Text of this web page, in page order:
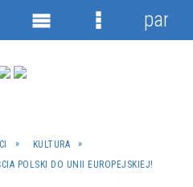
KULTURA
POLSKI DO UNII EUROPEJSKIEJ!
Menu
Menu
panel